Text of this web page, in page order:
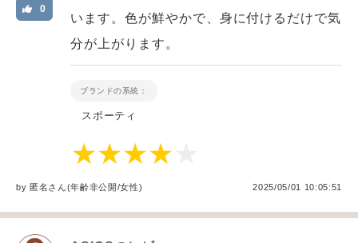
0
います。色が鮮やかで、身に付けるだけで気
分が上がります。
ブランドの系統：
スポーティ
by匿名さん(年齢非公開/女性) 2025/05/01 10:05:51